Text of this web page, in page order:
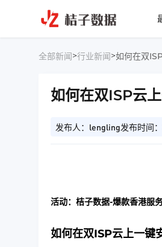
全部新闻>行业新闻>如何在双
如何在双ISP云
发布人：lengling发布时间
活动：桔子数据-爆款香港服
如何在双ISP云上一键